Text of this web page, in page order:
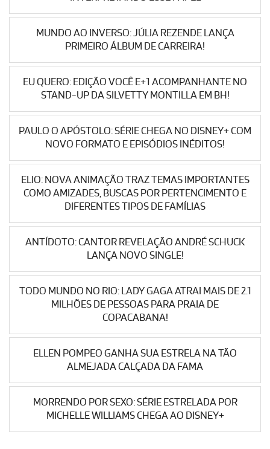
MUNDO AO INVERSO: JÚLIA REZENDE LANÇA
PRIMEIRO ÁLBUM DE CARREIRA!
EU QUERO: EDIÇÃO VOCÊ E+1 ACOMPANHANTE NO
STAND-UP DA SILVETTY MONTILLA EM BH!
PAULO O APÓSTOLO: SÉRIE CHEGA NO DISNEY+ COM
NOVO FORMATO E EPISÓDIOS INÉDITOS!
ELIO: NOVA ANIMAÇÃO TRAZ TEMAS IMPORTANTES
COMO AMIZADES, BUSCAS POR PERTENCIMENTO E
DIFERENTES TIPOS DE FAMÍLIAS
ANTÍDOTO: CANTOR REVELAÇÃO ANDRÉ SCHUCK
LANÇA NOVO SINGLE!
TODO MUNDO NO RIO: LADY GAGA ATRAI MAIS DE 2.1
MILHÕES DE PESSOAS PARA PRAIA DE
COPACABANA!
ELLEN POMPEO GANHA SUA ESTRELA NA TÃO
ALMEJADA CALÇADA DA FAMA
MORRENDO POR SEXO: SÉRIE ESTRELADA POR
MICHELLE WILLIAMS CHEGA AO DISNEY+